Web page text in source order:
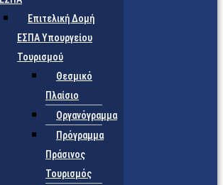
Επιτελική Δομή
ΕΣΠΑ Υπουργείου
Τουρισμού
Θεσμικό
Πλαίσιο
Οργανόγραμμα
Πρόγραμμα
Πράσινος
Τουρισμός